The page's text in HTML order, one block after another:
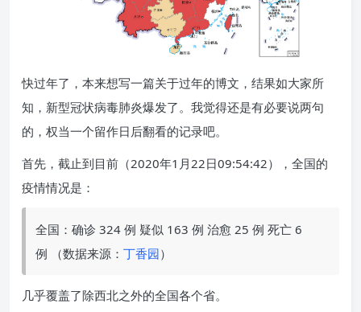
快过年了，本来想写一篇关于过年的博文，结果如大家所
知，新型冠状病毒肺炎爆发了。我觉得还是有必要说两句
的，权当一个留作日后翻看的记录吧。
首先，截止到目前（2020年1月22日09:54:42），全国的
疫情情况是：
全国：确诊 324 例 疑似 163 例 治愈 25 例 死亡 6
例 （数据来源： 丁香园）
几乎覆盖了除西北之外的全国各个省。